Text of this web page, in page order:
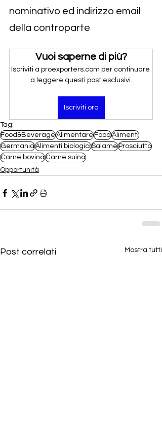
nominativo ed indirizzo email
della controparte
Vuoi saperne di più?
Iscriviti a proexporters.com per continuare
a leggere questi post esclusivi.
Iscriviti ora
Tag:
Food&BeverageAlimentareFoodAlimenti
GermaniaAlimenti biologiciSalameProsciutto
Carne bovinaCarne suina
Opportunità
Post correlati Mostra tutti